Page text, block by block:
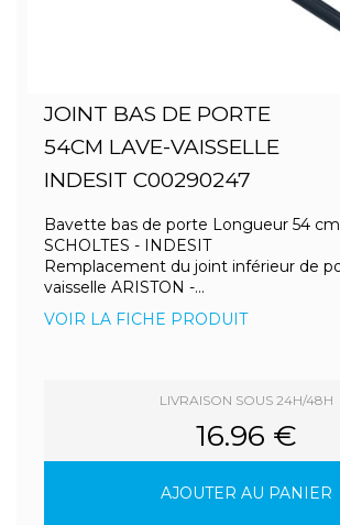
JOINT BAS DE PORTE
54CM LAVE-VAISSELLE
INDESIT C00290247
Bavette bas de porte Longueur 54
SCHOLTES - INDESIT
Remplacement du joint inférieur de
vaisselle ARISTON -...
VOIR LA FICHE PRODUIT
LIVRAISON SOUS 24H/48H
16.96 €
AJOUTER AU PANIER